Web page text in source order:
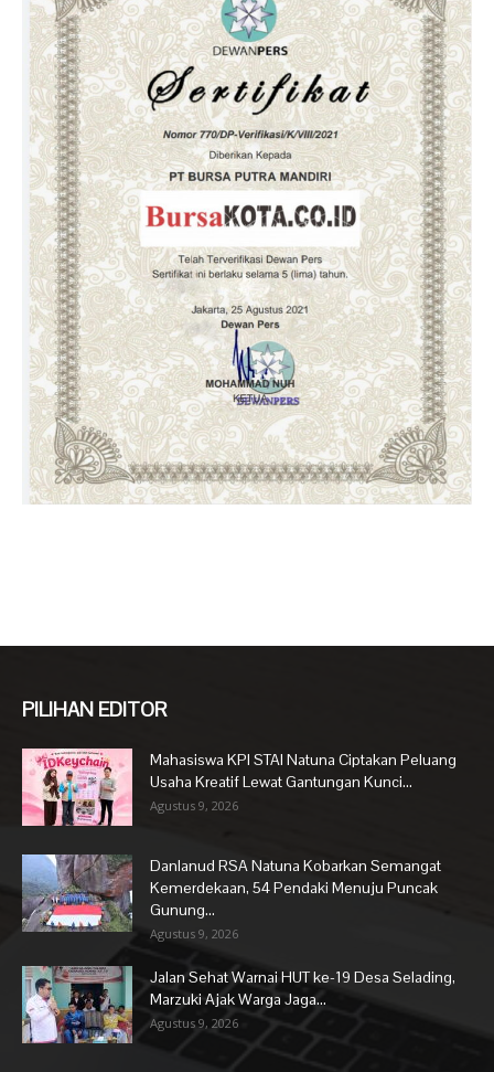
PILIHAN EDITOR
Mahasiswa KPI STAI Natuna Ciptakan Peluang
Usaha Kreatif Lewat Gantungan Kunci...
Agustus 9, 2026
Danlanud RSA Natuna Kobarkan Semangat
Kemerdekaan, 54 Pendaki Menuju Puncak
Gunung...
Agustus 9, 2026
Jalan Sehat Warnai HUT ke-19 Desa Selading,
Marzuki Ajak Warga Jaga...
Agustus 9, 2026